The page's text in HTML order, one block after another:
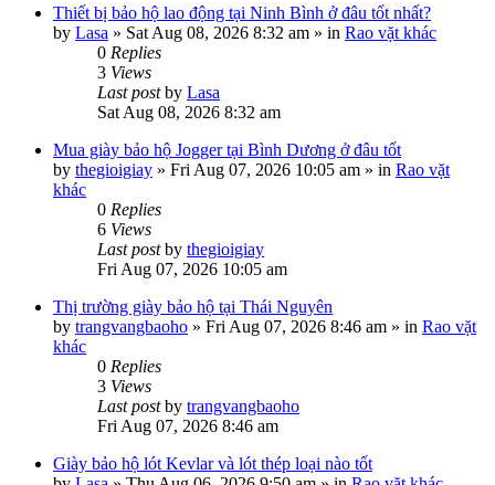
Thiết bị bảo hộ lao động tại Ninh Bình ở đâu tốt nhất?
by Lasa » Sat Aug 08, 2026 8:32 am » in Rao vặt khác
0 Replies
3 Views
Last postby Lasa
Sat Aug 08, 2026 8:32 am
Mua giày bảo hộ Jogger tại Bình Dương ở đâu tốt
by thegioigiay » Fri Aug 07, 2026 10:05 am » in Rao vặt
khác
0 Replies
6 Views
Last postby thegioigiay
Fri Aug 07, 2026 10:05 am
Thị trường giày bảo hộ tại Thái Nguyên
by trangvangbaoho » Fri Aug 07, 2026 8:46 am » in Rao vặt
khác
0 Replies
3 Views
Last postby trangvangbaoho
Fri Aug 07, 2026 8:46 am
Giày bảo hộ lót Kevlar và lót thép loại nào tốt